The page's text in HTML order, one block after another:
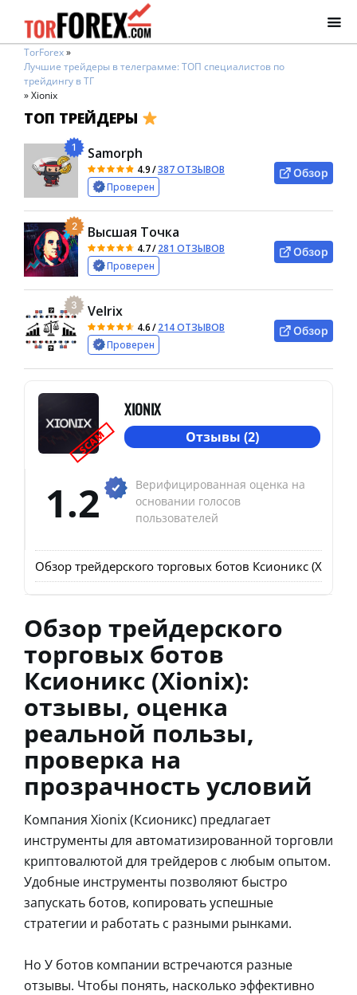
TorForex»
Лучшие трейдеры в телеграмме: ТОП специалистов по
трейдингу в ТГ
»Xionix
ТОП ТРЕЙДЕРЫ
1 Samorph
4.9/387 ОТЗЫВОВ
Проверен
Обзор
2 Высшая Точка
4.7/281 ОТЗЫВОВ
Проверен
Обзор
3 Velrix
4.6/214 ОТЗЫВОВ
Проверен
Обзор
SCAM
XIONIX
Отзывы (2)
1.2
Верифицированная оценка на
основании голосов
пользователей
Обзор трейдерского торговых ботов Ксионикс
Обзор трейдерского
торговых ботов
Ксионикс (Xionix):
отзывы, оценка
реальной пользы,
проверка на
прозрачность условий
Компания Xionix (Ксионикс) предлагает
инструменты для автоматизированной торговли
криптовалютой для трейдеров с любым опытом.
Удобные инструменты позволяют быстро
запускать ботов, копировать успешные
стратегии и работать с разными рынками.
Но У ботов компании встречаются разные
отзывы. Чтобы понять, насколько эффективно